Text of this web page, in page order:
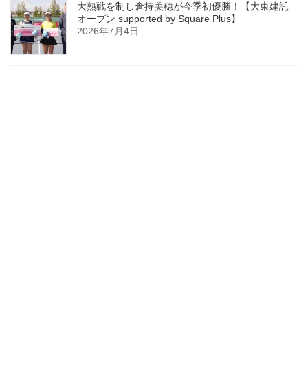
大熱戦を制し倉持美穂が今季初優勝！【大東建託
オープン supported by Square Plus】
2026年7月4日